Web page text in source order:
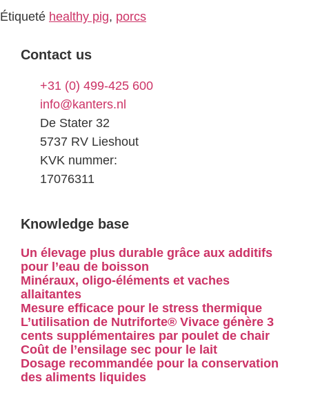
Étiqueté healthy pig, porcs
Contact us
+31 (0) 499-425 600
info@kanters.nl
De Stater 32
5737 RV Lieshout
KVK nummer:
17076311
Knowledge base
Un élevage plus durable grâce aux additifs
pour l’eau de boisson
Minéraux, oligo-éléments et vaches
allaitantes
Mesure efficace pour le stress thermique
L’utilisation de Nutriforte® Vivace génère 3
cents supplémentaires par poulet de chair
Coût de l’ensilage sec pour le lait
Dosage recommandée pour la conservation
des aliments liquides